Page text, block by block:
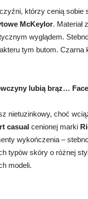
którzy cenią sobie
McKeylor. Materiał
wyglądem.
tym butom. Czarna
lubią brąz…
nietuzinkowy, choć
casual cenionej marki
wykończenia –
typów skóry o różnej
modeli.